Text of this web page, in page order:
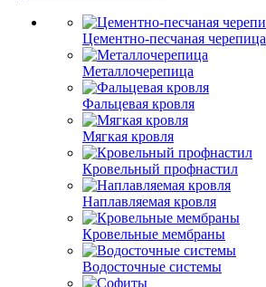
Цементно-песчаная черепица
Металлочерепица
Фальцевая кровля
Мягкая кровля
Кровельный профнастил
Наплавляемая кровля
Кровельные мембраны
Водосточные системы